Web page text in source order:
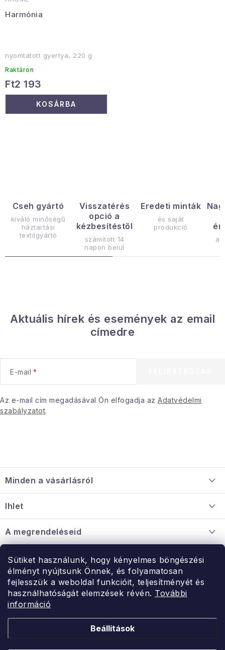
Sütiket használunk, hogy kényelmes böngészési
élményt nyújtsunk Önnek, és folyamatosan
fejlesszük a weboldal funkcióit, teljesítményét és
használhatóságát elemzések révén. További
információ
Beállítások
Harmónia
nyomtatott gyertya, 220 g
Raktáron
Ft2 193
KOSÁRBA
n
s
e
m
e
i
Cseh gyártó
kiváló minőségű
háztartási
textilgyártó
Visszatérés
opció a
kézbesítéstől
számított 14
napon belül
Eredeti minták
és saját
produkció
Aktuális hírek és események az email
címedre
E-mail
Az e-mail cím megadásával Ön elfogadja az Adatvédelmi
szabályzatot.
á
b
é
c
Minden a vásárlásról
Információ a mellékletről
Nagykereskedelmi együttműködés
Ihlet
A megrendeléseid
Érintkezés
Rendelésem
Érintkezés
Hé-Pé: 9:00-15:00
uzlet@modernvasarlas.hu
Kereskedelem feltételei